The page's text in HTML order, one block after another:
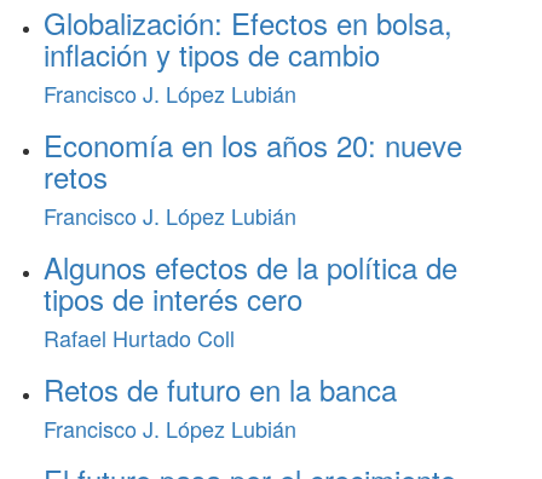
Globalización: Efectos en bolsa,
inflación y tipos de cambio
Francisco J. López Lubián
Economía en los años 20: nueve
retos
Francisco J. López Lubián
Algunos efectos de la política de
tipos de interés cero
Rafael Hurtado Coll
Retos de futuro en la banca
Francisco J. López Lubián